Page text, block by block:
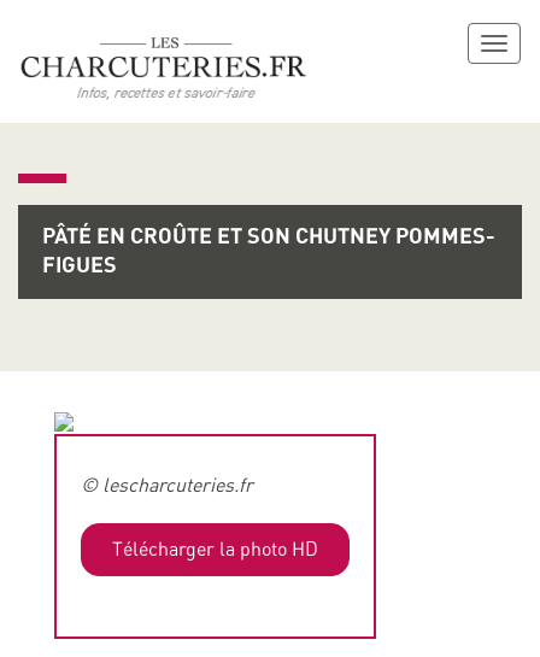
PÂTÉ EN CROÛTE ET SON CHUTNEY POMMES-
FIGUES
© lescharcuteries.fr
Télécharger la photo HD